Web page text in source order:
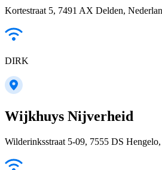
Kortestraat 5, 7491 AX Delden,
DIRK
Wijkhuys Nijverheid
Wilderinksstraat 5-09, 7555 DS